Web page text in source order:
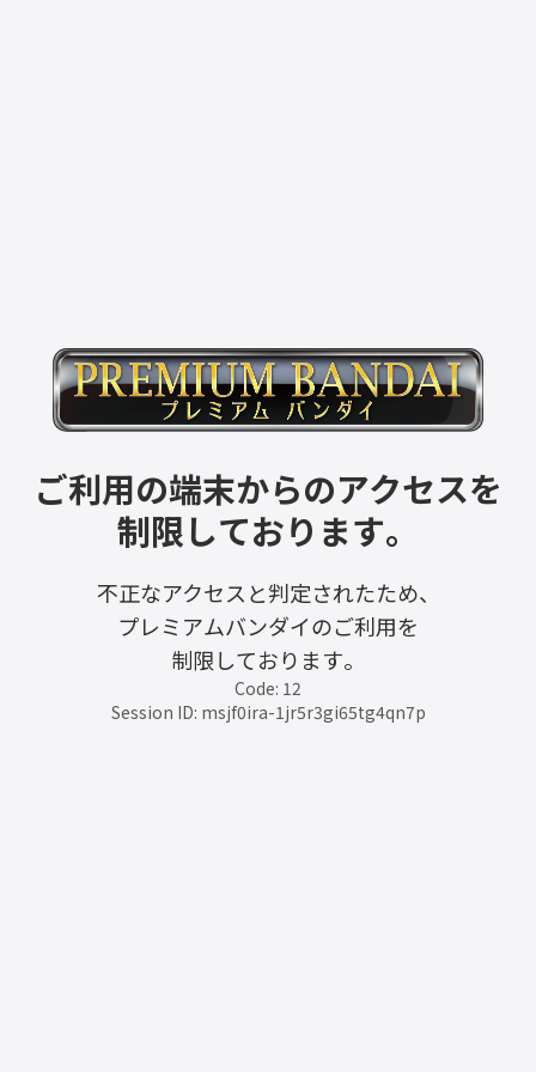
ご利用の端末からのアクセスを
制限しております。
不正なアクセスと判定されたため、
プレミアムバンダイのご利用を
制限しております。
Code: 12
Session ID: msjf0ira-1jr5r3gi65tg4qn7p